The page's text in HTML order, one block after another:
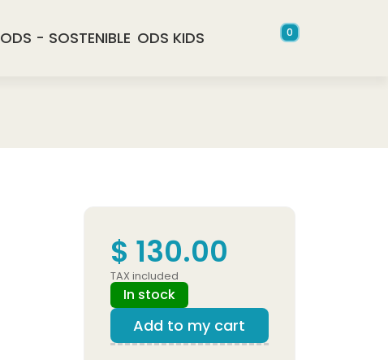
ODS - SOSTENIBLE ODS KIDS 0
$ 130.00
TAX included
In stock
Add to my cart